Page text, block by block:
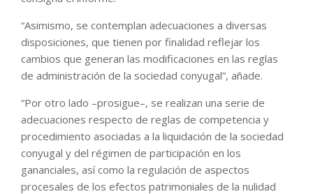
“Asimismo, se contemplan adecuaciones a diversas
disposiciones, que tienen por finalidad reflejar los
cambios que generan las modificaciones en las reglas
de administración de la sociedad conyugal”, añade.
“Por otro lado –prosigue–, se realizan una serie de
adecuaciones respecto de reglas de competencia y
procedimiento asociadas a la liquidación de la sociedad
conyugal y del régimen de participación en los
gananciales, así como la regulación de aspectos
procesales de los efectos patrimoniales de la nulidad